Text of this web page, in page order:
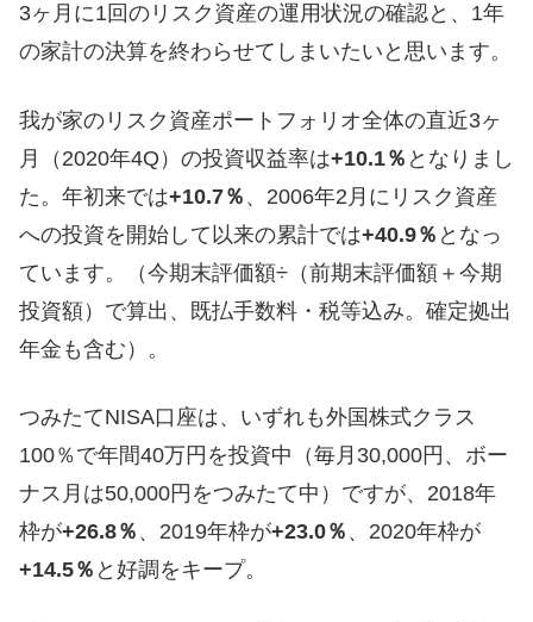
3ヶ月に1回のリスク資産の運用状況の確認と、1年
の家計の決算を終わらせてしまいたいと思います。
我が家のリスク資産ポートフォリオ全体の直近3ヶ
月（2020年4Q）の投資収益率は+10.1％ となりまし
た。年初来では+10.7％ 、2006年2月にリスク資産
への投資を開始して以来の累計では+40.9％ となっ
ています。（今期末評価額÷（前期末評価額＋今期
投資額）で算出、既払手数料・税等込み。確定拠出
年金も含む）。
つみたてNISA口座は、いずれも外国株式クラス
100％で年間40万円を投資中（毎月30,000円、ボー
ナス月は50,000円をつみたて中）ですが、2018年
枠が+26.8％ 、2019年枠が+23.0％ 、2020年枠が
+14.5％ と好調をキープ。